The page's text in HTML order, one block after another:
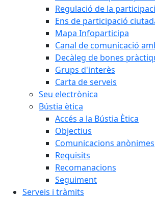
Regulació de la
Ens de participació
Mapa Infoparticipa
Canal de comunicació
Decàleg de bones
Grups d'interès
Carta de serveis
Seu electrònica
Bústia ètica
Accés a la Bústia Ètica
Objectius
Comunicacions anònimes
Requisits
Recomanacions
Seguiment
Serveis i tràmits